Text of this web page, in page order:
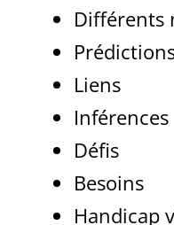
Différents
Liens
Inférences
Défis
Besoins
Handicap